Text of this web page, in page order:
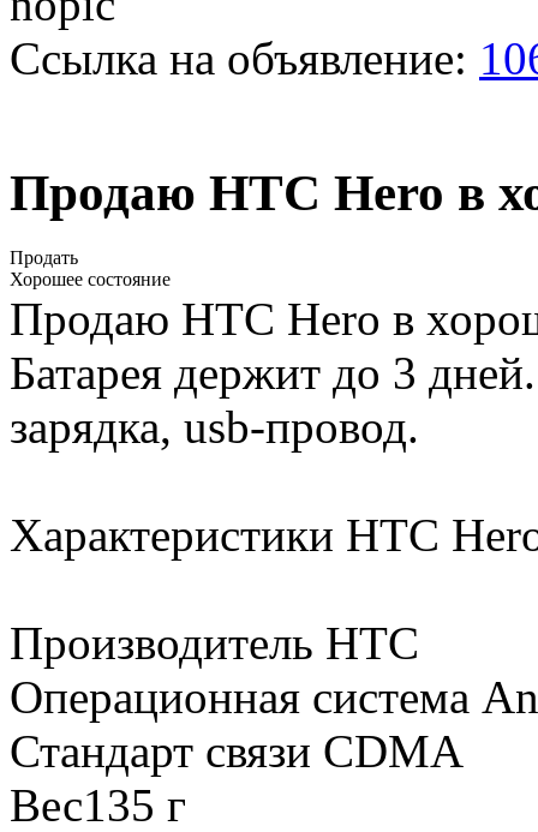
Ссылка на объявление:
Продаю НТС Hero в
Продать
Хорошее состояние
Продаю НТС Hero в
Батарея держит до 3
зарядка, usb-провод.
Характеристики HTC
Производитель HTC
Операционная система
Стандарт связи CDMA
Вес135 г